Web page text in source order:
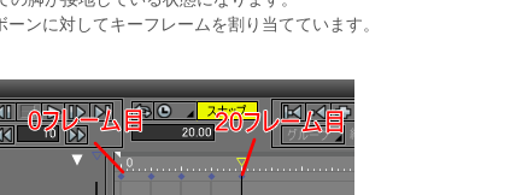
ンに対してキーフレームを割り当てています。